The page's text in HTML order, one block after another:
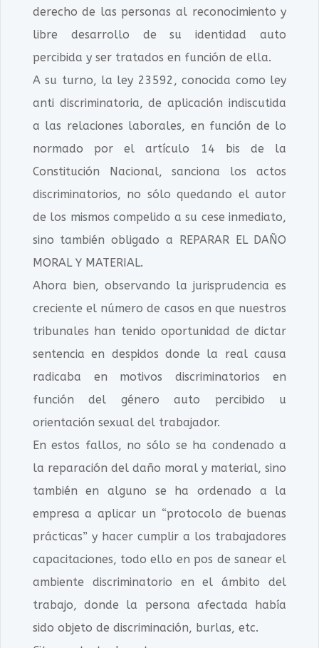
derecho de las personas al reconocimiento y
libre desarrollo de su identidad auto
percibida y ser tratados en función de ella.
A su turno, la ley 23592, conocida como ley
anti discriminatoria, de aplicación indiscutida
a las relaciones laborales, en función de lo
normado por el artículo 14 bis de la
Constitución Nacional, sanciona los actos
discriminatorios, no sólo quedando el autor
de los mismos compelido a su cese inmediato,
sino también obligado a REPARAR EL DAÑO
MORAL Y MATERIAL.
Ahora bien, observando la jurisprudencia es
creciente el número de casos en que nuestros
tribunales han tenido oportunidad de dictar
sentencia en despidos donde la real causa
radicaba en motivos discriminatorios en
función del género auto percibido u
orientación sexual del trabajador.
En estos fallos, no sólo se ha condenado a
la reparación del daño moral y material, sino
también en alguno se ha ordenado a la
empresa a aplicar un “protocolo de buenas
prácticas” y hacer cumplir a los trabajadores
capacitaciones, todo ello en pos de sanear el
ambiente discriminatorio en el ámbito del
trabajo, donde la persona afectada había
sido objeto de discriminación, burlas, etc.